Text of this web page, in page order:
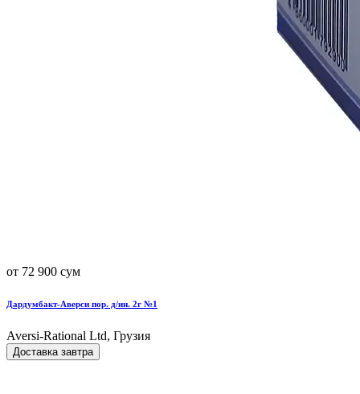
от 72 900 сум
Дардумбакт-Аверси пор. д/ин. 2г №1
Aversi-Rational Ltd, Грузия
Доставка завтра